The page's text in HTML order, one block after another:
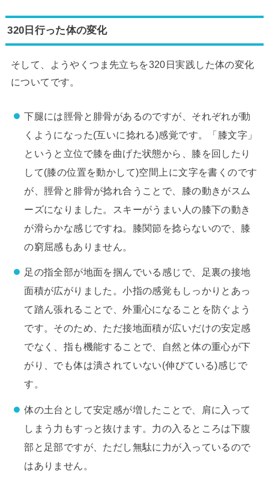
320日行った体の変化
そして、ようやくつま先立ちを320日実践した体の変化
についてです。
下腿には脛骨と腓骨があるのですが、それぞれが動
くようになった(互いに捻れる)感覚です。「膝文字」
というと立位で膝を曲げた状態から、膝を回したり
して(膝の位置を動かして)空間上に文字を書くのです
が、脛骨と腓骨が捻れ合うことで、膝の動きがスム
ーズになりました。スキーがうまい人の膝下の動き
が滑らかな感じですね。膝関節を捻らないので、膝
の窮屈感もありません。
足の指全部が地面を掴んでいる感じで、足裏の接地
面積が広がりました。小指の感覚もしっかりとあっ
て踏ん張れることで、外重心になることを防ぐよう
です。そのため、ただ接地面積が広いだけの安定感
でなく、指も機能することで、自然と体の重心が下
がり、でも体は潰されていない(伸びている)感じで
す。
体の土台として安定感が増したことで、肩に入って
しまう力もすっと抜けます。力の入るところは下腹
部と足部ですが、ただし無駄に力が入っているので
はありません。